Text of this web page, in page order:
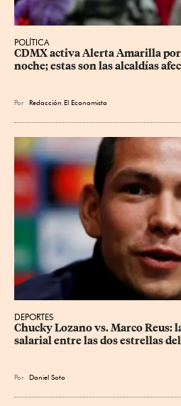
POLÍTICA
CDMX activa Alerta Amarilla
noche; estas son las alcaldías
Por Redacción El Economista
DEPORTES
Chucky Lozano vs. Marco Reus:
salarial entre las dos estrellas
Por Daniel Soto